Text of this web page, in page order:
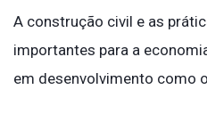
A construção civil e as
importantes para a
em desenvolvimento como